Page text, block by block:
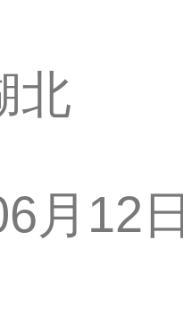
北
月12